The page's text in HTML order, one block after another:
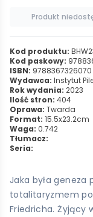
Produkt
Kod produktu:
Kod paskowy:
ISBN: 9788367326070
Wydawca: Instytut
Rok wydania: 2023
Ilość stron: 404
Oprawa: Twarda
Format: 15.5x23.2cm
Waga: 0.742
Tłumacz:
Seria:
Jaka była
totalitaryzmem
Friedricha. Żyjący